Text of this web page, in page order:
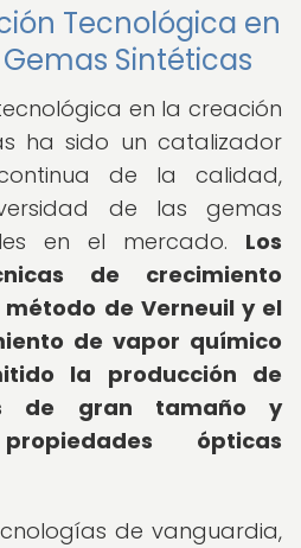
Tecnológica en
Sintéticas
en la creación
ha sido un catalizador
de la calidad,
de las gemas
en el mercado. Los
de crecimiento
de Verneuil y el
de vapor químico
la producción de
de gran tamaño y
ópticas
de vanguardia,